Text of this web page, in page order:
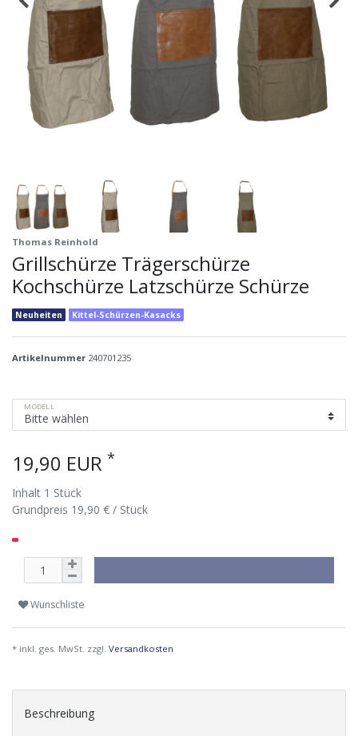
Thomas Reinhold
Grillschürze Trägerschürze
Kochschürze Latzschürze Schürze
Neuheiten Kittel-Schürzen-Kasacks
Artikelnummer 240701235
MODELL
19,90 EUR *
Inhalt 1 Stück
Grundpreis 19,90 € / Stück
Wunschliste
* inkl. ges. MwSt. zzgl. Versandkosten
Beschreibung